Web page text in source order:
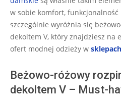
w sobie komfort,
szczególnie wyróżnia się
dekoltem V, który znajdziesz na
ofert modnej odzieży w sklepach
Beżowo-różowy
dekoltem V – Must-